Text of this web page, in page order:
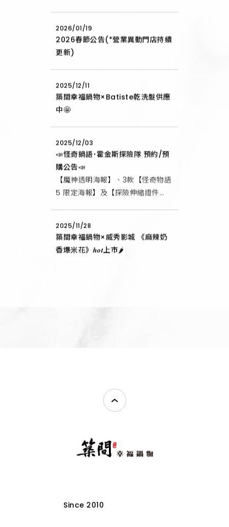
2026/01/19
2026春節公告(*營業異動門店持續
更新)
2025/12/11
築間幸福鍋物×Batiste乾洗髮供應
中🤩
2025/12/03
📣怪奇鍋語･霍金斯探險隊 預約/預
購公告📣
【魔神透明海報】、3款【怪奇物語
5 限定海報】及【探險伸縮證件
2025/11/28
築間幸福鍋物×威秀影城 《麻辣奶
香爆米花》𝒉𝒐𝒕上市🌶️
Since 2010